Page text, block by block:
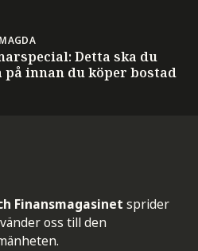
Detta ska du
på innan du köper bostad
Finansmagasinet sprider
oss till den